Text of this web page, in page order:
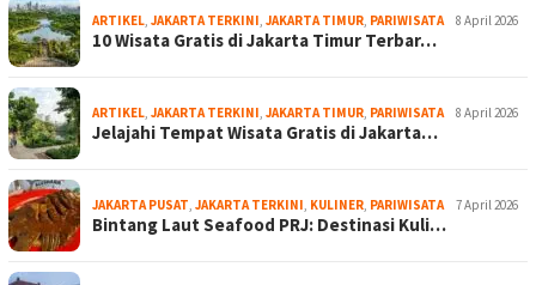
ARTIKEL JAKARTA TERKINI JAKARTA TIMUR PARIWISATA 8 April 2026
10 Wisata Gratis di Jakarta Timur Terbar…
ARTIKEL JAKARTA TERKINI JAKARTA TIMUR PARIWISATA 8 April 2026
Jelajahi Tempat Wisata Gratis di Jakarta…
JAKARTA PUSAT JAKARTA TERKINI KULINER PARIWISATA 7 April 2026
Bintang Laut Seafood PRJ: Destinasi Kuli…